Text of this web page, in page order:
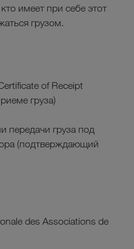
имеет при себе этот
грузом.
of Receipt
груза)
передачи груза под
(подтверждающий
des Associations de